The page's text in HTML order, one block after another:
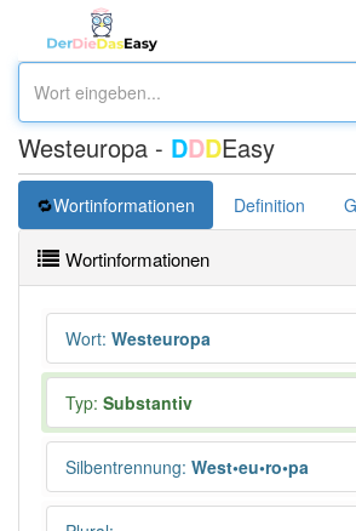
Westeuropa - DDDEasy
Wortinformationen Definition
Wortinformationen
Wort: Westeuropa
Typ: Substantiv
Silbentrennung: West•eu•ro•pa